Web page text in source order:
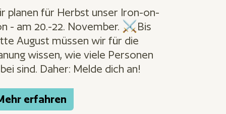
planen für Herbst unser Iron-on-
- am 20.-22. November. ⚔️Bis
August müssen wir für die
wissen, wie viele Personen
sind. Daher: Melde dich an!
erfahren